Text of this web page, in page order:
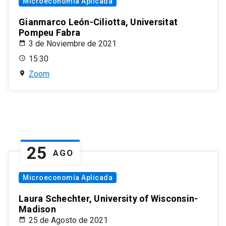
Gianmarco León-Ciliotta, Universitat
Pompeu Fabra
3 de Noviembre de 2021
15:30
Zoom
25 AGO
Microeconomía Aplicada
Laura Schechter, University of Wisconsin-
Madison
25 de Agosto de 2021